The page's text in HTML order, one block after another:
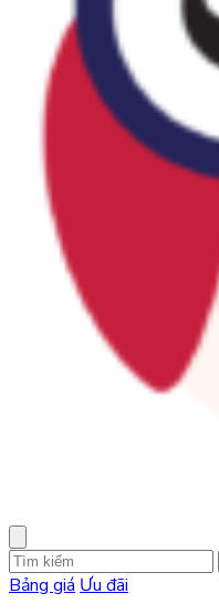
Bảng giá Ưu đãi